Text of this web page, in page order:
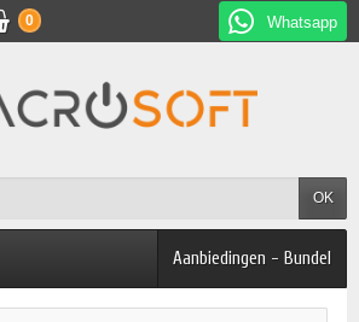
Whatsapp
OK
0
Aanbiedingen - Bundel